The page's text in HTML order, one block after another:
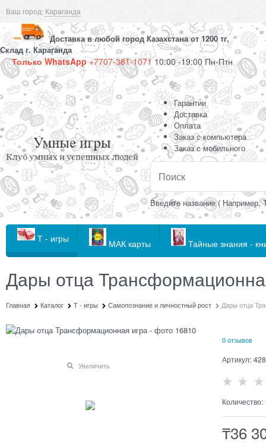
Ваш город: Караганда
Доставка в любой город Казахстана от 1200 тг,
Склад г. Караганда
Только WhatsApp+7707-381-107110:00 -19:00 Пн-Птн
Гарантии
Доставка
Оплата
Заказ с компьютера
Заказ с мобильного
Введите название ( Например,
Т - игры МАК карты Тайные знания -
Дары отца
Главная Каталог Т - игры Самопознание и личностный рост Дары отца
Увеличить
0 отзывов
Артикул:
Количество:
₸36